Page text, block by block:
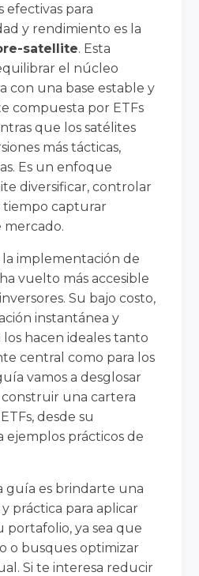
efectivas para
y rendimiento es la
satellite. Esta
el núcleo
con una base estable y
compuesta por ETFs
que los satélites
más tácticas,
Es un enfoque
diversificar, controlar
tiempo capturar
la implementación de
vuelto más accesible
Su bajo costo,
instantánea y
hacen ideales tanto
central como para los
vamos a desglosar
construir una cartera
desde su
ejemplos prácticos de
guía es brindarte una
práctica para aplicar
portafolio, ya sea que
o busques optimizar
Si te interesa reducir